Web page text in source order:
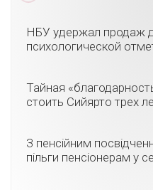
НБУ удержал продаж
психологической
Тайная
стоить Сийярто трех
З пенсійним
пільги пенсіонерам у